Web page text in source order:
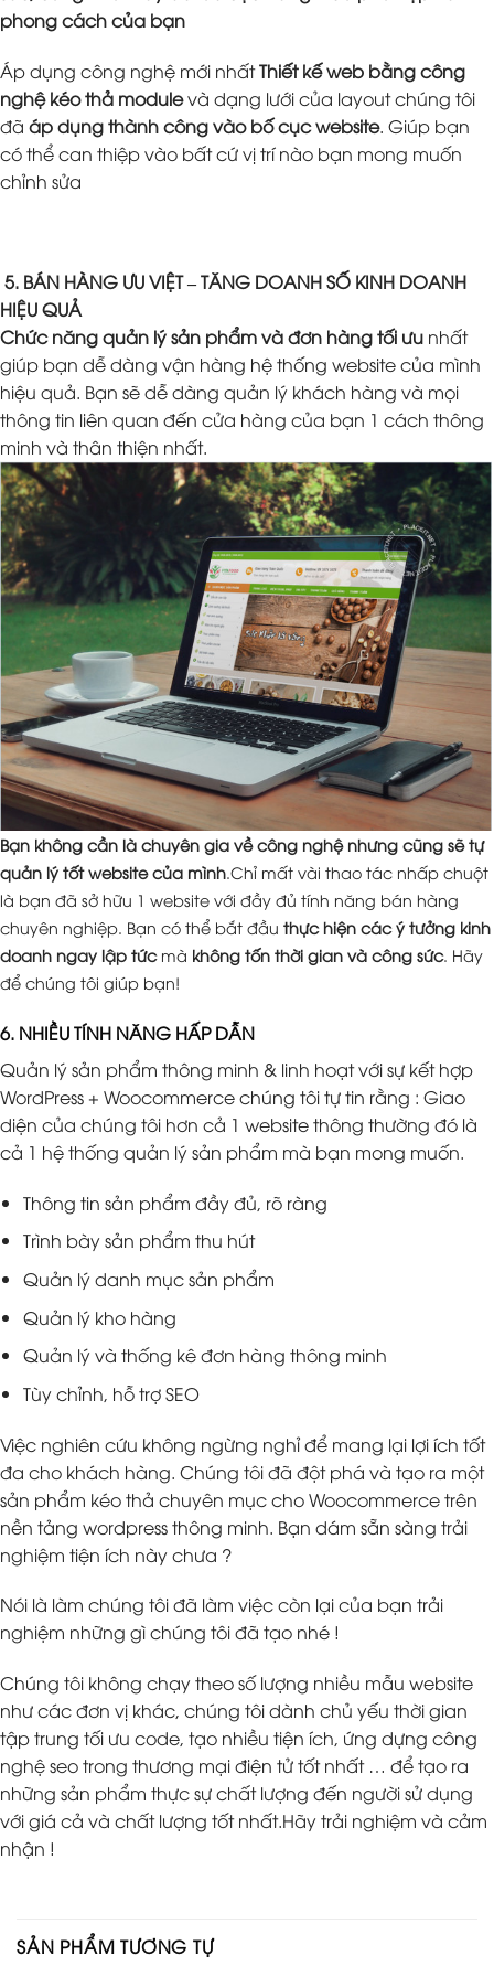
phong cách của bạn
Áp dụng công nghệ mới nhấtThiết kế web bằng công
nghệ kéo thả modulevà dạng lưới của layout chúng tôi
đã áp dụng thành công vào bố cục website. Giúp bạn
có thể can thiệp vào bất cứ vị trí nào bạn mong muốn
chỉnh sửa
5. BÁN HÀNG ƯU VIỆT – TĂNG DOANH SỐ KINH DOANH
HIỆU QUẢ
Chức năng quản lý sản phẩm và đơn hàng tối ưu nhất
giúp bạn dễ dàng vận hàng hệ thống website của mình
hiệu quả. Bạn sẽ dễ dàng quản lý khách hàng và mọi
thông tin liên quan đến cửa hàng của bạn 1 cách thông
minh và thân thiện nhất.
Bạn không cần là chuyên gia về công nghệ nhưng cũng sẽ tự
quản lý tốt website của mình.Chỉ mất vài thao tác nhấp chuột
là bạn đã sở hữu 1 website với đầy đủ tính năng bán hàng
chuyên nghiệp. Bạn có thể bắt đầu thực hiện các ý tưởng kinh
doanh ngay lập tứcmà không tốn thời gian và công sức. Hãy
để chúng tôi giúp bạn!
6. NHIỀU TÍNH NĂNG HẤP DẪN
Quản lý sản phẩm thông minh & linh hoạt với sự kết hợp
WordPress + Woocommerce chúng tôi tự tin rằng : Giao
diện của chúng tôi hơn cả 1 website thông thường đó là
cả 1 hệ thống quản lý sản phẩm mà bạn mong muốn.
Thông tin sản phẩm đầy đủ, rõ ràng
Trình bày sản phẩm thu hút
Quản lý danh mục sản phẩm
Quản lý kho hàng
Quản lý và thống kê đơn hàng thông minh
Tùy chỉnh, hỗ trợ SEO
Việc nghiên cứu không ngừng nghỉ để mang lại lợi ích tốt
đa cho khách hàng. Chúng tôi đã đột phá và tạo ra một
sản phẩm kéo thả chuyên mục cho Woocommerce trên
nền tảng wordpress thông minh. Bạn dám sẵn sàng trải
nghiệm tiện ích này chưa ?
Nói là làm chúng tôi đã làm việc còn lại của bạn trải
nghiệm những gì chúng tôi đã tạo nhé !
Chúng tôi không chạy theo số lượng nhiều mẫu website
như các đơn vị khác, chúng tôi dành chủ yếu thời gian
tập trung tối ưu code, tạo nhiều tiện ích, ứng dựng công
nghệ seo trong thương mại điện tử tốt nhất … để tạo ra
những sản phẩm thực sự chất lượng đến người sử dụng
với giá cả và chất lượng tốt nhất.Hãy trải nghiệm và cảm
nhận !
SẢN PHẨM TƯƠNG TỰ